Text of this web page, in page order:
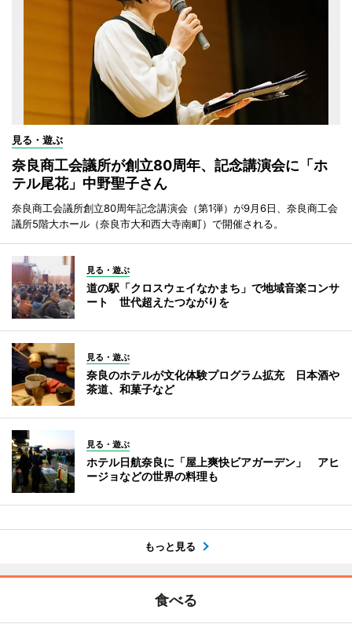
見る・遊ぶ
奈良商工会議所が創立80周年、記念講演会に「ホ
テル尾花」中野聖子さん
奈良商工会議所創立80周年記念講演会（第1弾）が9月6日、奈良商工会
議所5階大ホール（奈良市大和西大寺南町）で開催される。
見る・遊ぶ
道の駅「クロスウェイなかまち」で地域音楽コンサ
ート 世代超えたつながりを
見る・遊ぶ
奈良のホテルが文化体験プログラム拡充 日本酒や
茶道、和菓子など
見る・遊ぶ
ホテル日航奈良に「屋上爽快ビアガーデン」 アヒ
ージョなどの世界の料理も
もっと見る
食べる